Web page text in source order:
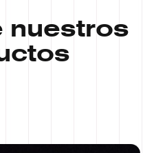
nuestros